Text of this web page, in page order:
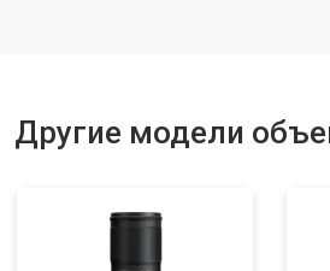
Другие модели